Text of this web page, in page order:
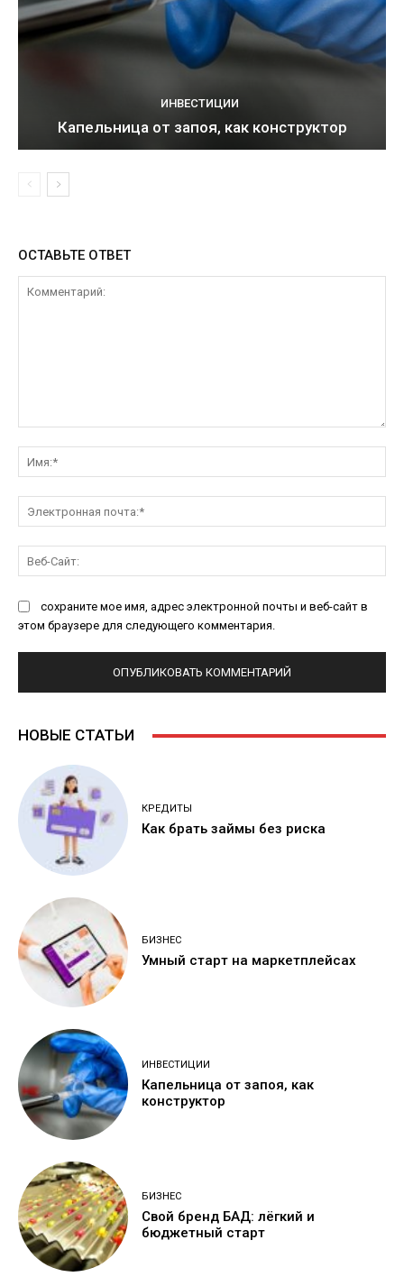
ИНВЕСТИЦИИ
Капельница от запоя, как конструктор
ОСТАВЬТЕ ОТВЕТ
сохраните мое имя, адрес электронной почты и веб-сайт в
этом браузере для следующего комментария.
НОВЫЕ СТАТЬИ
КРЕДИТЫ
Как брать займы без риска
БИЗНЕС
Умный старт на маркетплейсах
ИНВЕСТИЦИИ
Капельница от запоя, как
конструктор
БИЗНЕС
Свой бренд БАД: лёгкий и
бюджетный старт